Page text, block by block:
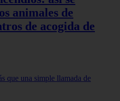
animales de
de acogida de